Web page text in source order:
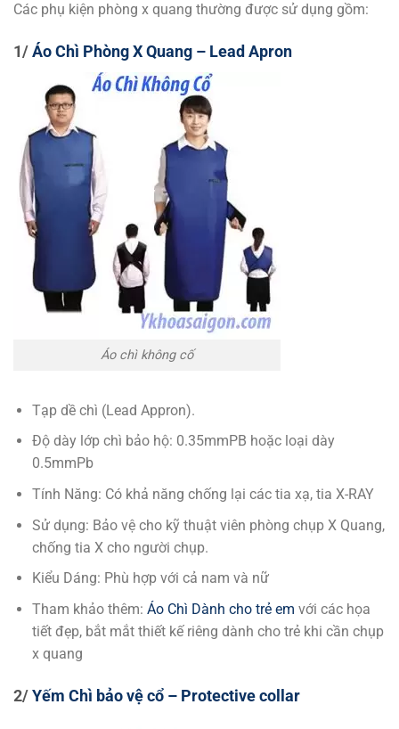
Các phụ kiện phòng x quang thường được sử dụng gồm:
1/Áo Chì Phòng X Quang – Lead Apron
Áo chì không cố
Tạp dề chì (Lead Appron).
Độ dày lớp chì bảo hộ: 0.35mmPB hoặc loại dày
0.5mmPb
Tính Năng: Có khả năng chống lại các tia xạ, tia X-RAY
Sử dụng: Bảo vệ cho kỹ thuật viên phòng chụp X Quang,
chống tia X cho người chụp.
Kiểu Dáng: Phù hợp với cả nam và nữ
Tham khảo thêm: Áo Chì Dành cho trẻ em với các họa
tiết đẹp, bắt mắt thiết kế riêng dành cho trẻ khi cần chụp
x quang
2/Yếm Chì bảo vệ cổ – Protective collar